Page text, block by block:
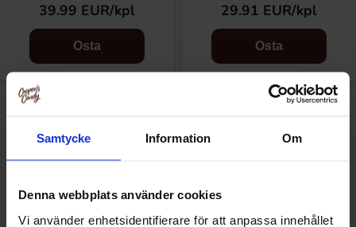
Samtycke Information Om
Denna webbplats använder cookies
Vi använder enhetsidentifierare för att anpassa innehållet
39.99 EUR/kpl
Osta
29.91 EUR/kpl
Osta